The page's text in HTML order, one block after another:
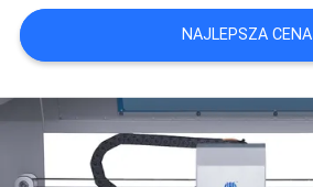
MAPA
STRONY
POLITYKA
PRYWATNOŚCI
NAJLEPSZA CENA